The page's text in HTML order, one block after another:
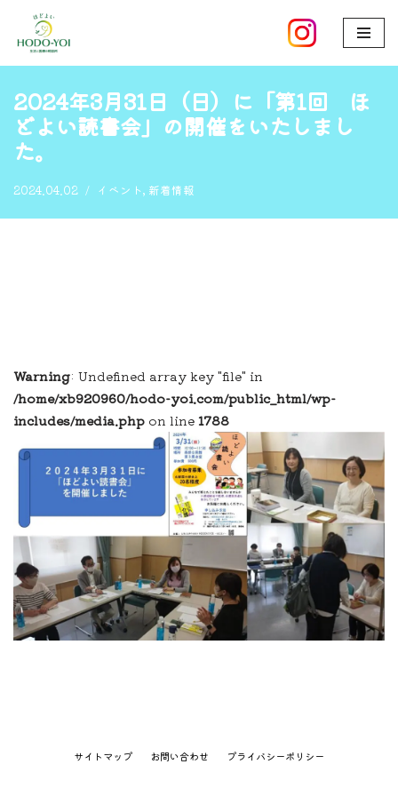
コ
ン
テ
ン
ツ
へ
ス
ホーム»
2024年3月31日（日）に「第1回 ほどよい読書会」の
開催をいたしました。
2024年3月31日（日）に「第1回 ほ
どよい読書会」の開催をいたしまし
た。
2024.04.02 イベント, 新着情報
Warning: Undefined array key "file" in
/home/xb920960/hodo-yoi.com/public_html/wp-
includes/media.php on line 1788
サイトマップ お問い合わせ プライバシーポリシー